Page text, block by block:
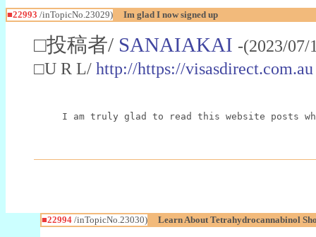
■22993 /inTopicNo.23029) Im glad I now signed up
□投稿者/ SANAIAKAI -(2023/
□U R L/ http://https://visasdirect.com.au
I am truly glad to read this website posts
■22994/inTopicNo.23030) Learn About Tetrahydrocannabinol